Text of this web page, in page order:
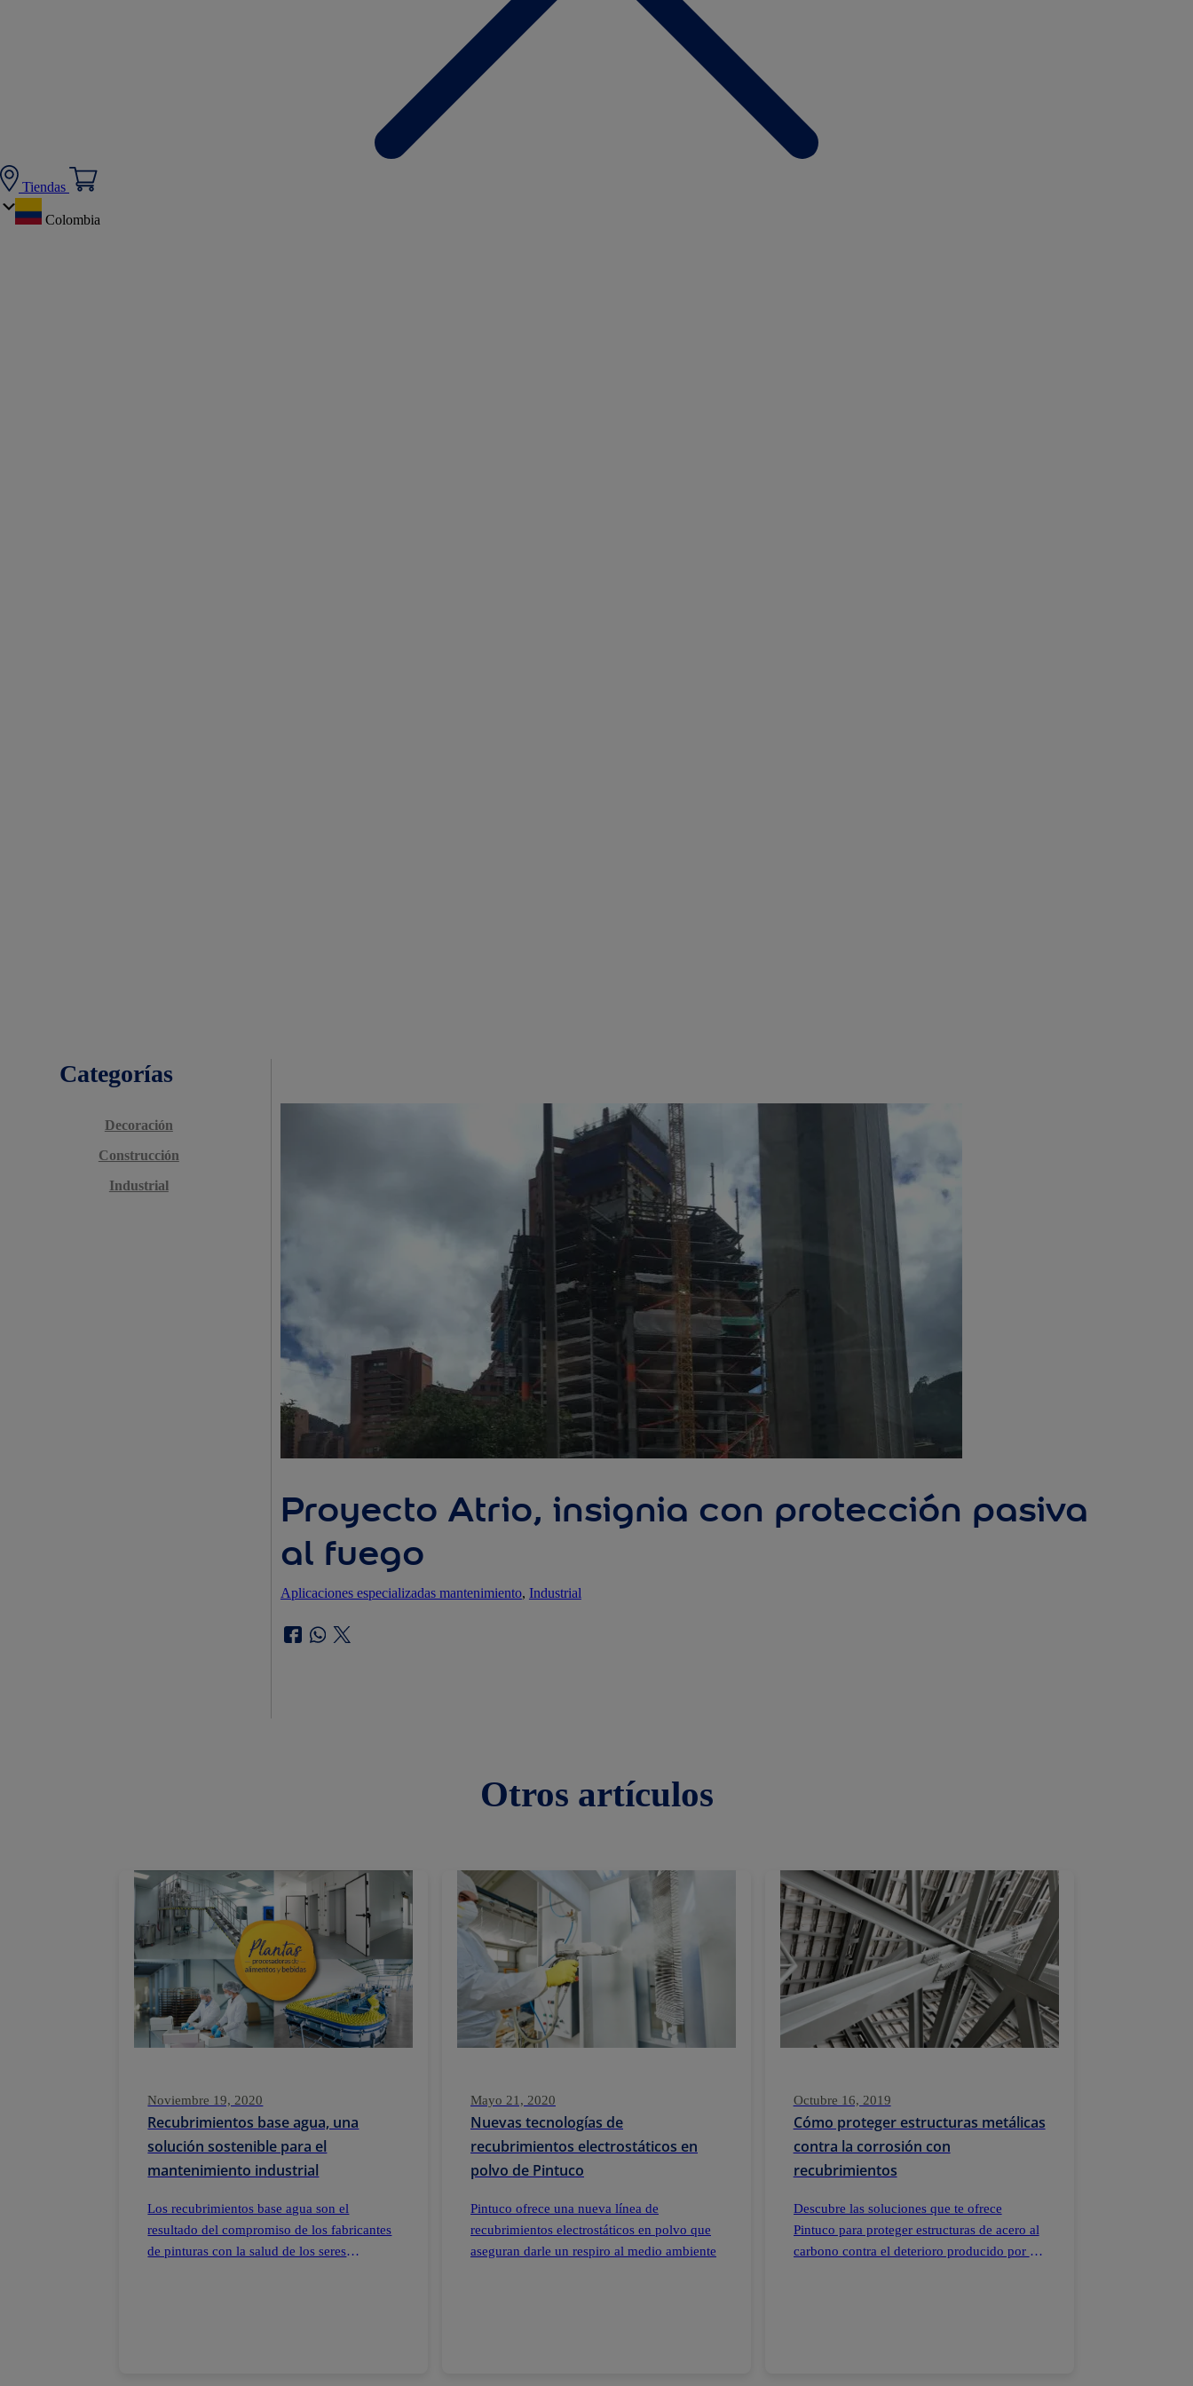
Tiendas
Colombia
Categorías
Decoración
Construcción
Industrial
Proyecto Atrio, insignia con protección pasiva
al fuego
Aplicaciones especializadas mantenimiento, Industrial
Otros artículos
Noviembre 19, 2020
Recubrimientos base agua, una
solución sostenible para el
mantenimiento industrial
Los recubrimientos base agua son el
resultado del compromiso de los fabricantes
de pinturas con la salud de los seres
Mayo 21, 2020
Nuevas tecnologías de
recubrimientos electrostáticos en
polvo de Pintuco
Pintuco ofrece una nueva línea de
recubrimientos electrostáticos en polvo que
aseguran darle un respiro al medio ambiente
Octubre 16, 2019
Cómo proteger estructuras metálicas
contra la corrosión con
recubrimientos
Descubre las soluciones que te ofrece
Pintuco para proteger estructuras de acero al
carbono contra el deterioro producido por la